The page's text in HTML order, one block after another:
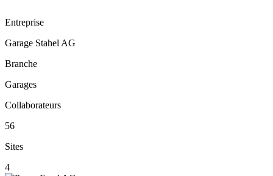
Entreprise
Garage Stahel AG
Branche
Garages
Collaborateurs
56
Sites
4